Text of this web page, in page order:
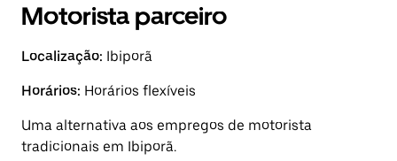
Motorista parceiro
Localização: Ibiporã
Horários: Horários flexíveis
Uma alternativa aos empregos de motorista
tradicionais em Ibiporã.